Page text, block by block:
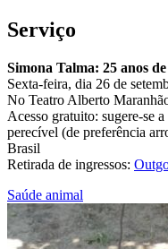
Serviço
Simona Talma: 25 anos
Sexta-feira, dia 26 de
No Teatro Alberto
Acesso gratuito: sugere-se
perecível (de preferência
Brasil
Retirada de ingressos:
Saúde animal